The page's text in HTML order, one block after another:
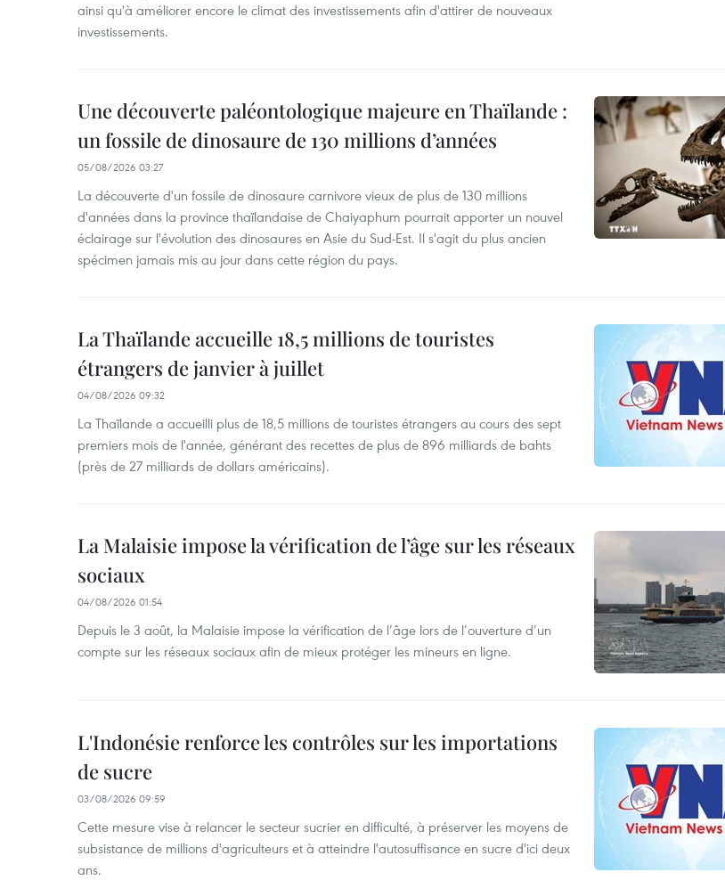
ainsi qu'à améliorer encore le climat des investissements afin d'attirer de nouveaux
investissements.
Une découverte paléontologique majeure en Thaïlande :
un fossile de dinosaure de 130 millions d’années
05/08/2026 03:27
La découverte d'un fossile de dinosaure carnivore vieux de plus de 130 millions
d'années dans la province thaïlandaise de Chaiyaphum pourrait apporter un nouvel
éclairage sur l'évolution des dinosaures en Asie du Sud-Est. Il s'agit du plus ancien
spécimen jamais mis au jour dans cette région du pays.
La Thaïlande accueille 18,5 millions de touristes
étrangers de janvier à juillet
04/08/2026 09:32
La Thaïlande a accueilli plus de 18,5 millions de touristes étrangers au cours des sept
premiers mois de l'année, générant des recettes de plus de 896 milliards de bahts
(près de 27 milliards de dollars américains).
La Malaisie impose la vérification de l’âge sur les réseaux
sociaux
04/08/2026 01:54
Depuis le 3 août, la Malaisie impose la vérification de l’âge lors de l’ouverture d’un
compte sur les réseaux sociaux afin de mieux protéger les mineurs en ligne.
L'Indonésie renforce les contrôles sur les importations
de sucre
03/08/2026 09:59
Cette mesure vise à relancer le secteur sucrier en difficulté, à préserver les moyens de
subsistance de millions d'agriculteurs et à atteindre l'autosuffisance en sucre d'ici deux
ans.